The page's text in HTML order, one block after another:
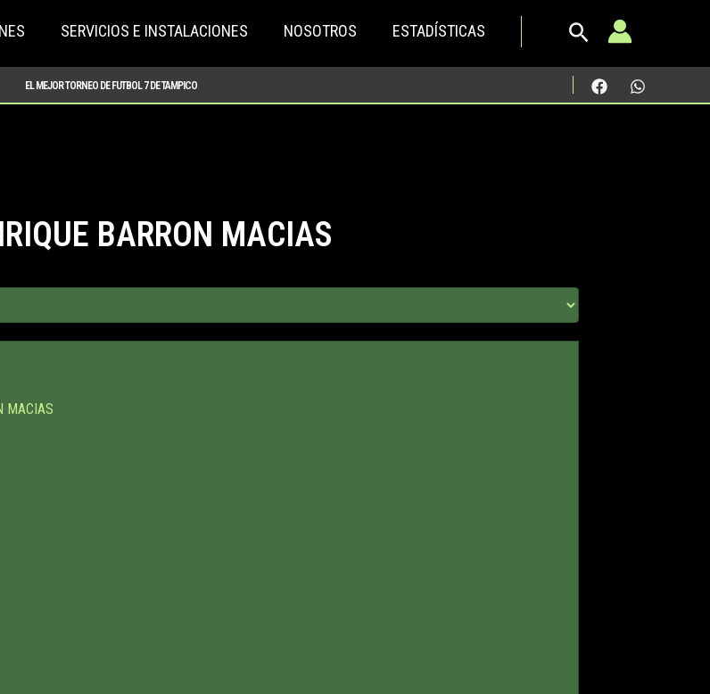
SERVICIOS E INSTALACIONES NOSOTROS ESTADÍSTICAS
EL MEJOR TORNEO DE FUTBOL 7 DE TAMPICO
BARRON MACIAS
MACIAS